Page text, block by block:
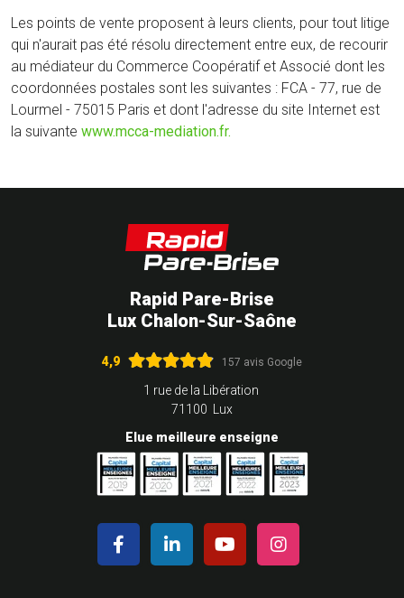
Les points de vente proposent à leurs clients, pour tout litige
qui n'aurait pas été résolu directement entre eux, de recourir
au médiateur du Commerce Coopératif et Associé dont les
coordonnées postales sont les suivantes : FCA - 77, rue de
Lourmel - 75015 Paris et dont l'adresse du site Internet est
la suivante www.mcca-mediation.fr.
Rapid Pare-Brise
Lux Chalon-Sur-Saône
4,9 157 avis Google
1 rue de la Libération
71100 Lux
Elue meilleure enseigne